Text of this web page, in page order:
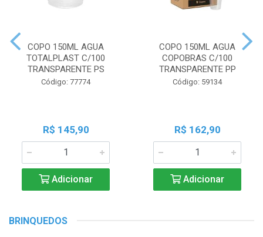
COPO 150ML AGUA
TOTALPLAST C/100
TRANSPARENTE PS
Código: 77774
R$ 145,90
Adicionar
COPO 150ML AGUA
COPOBRAS C/100
TRANSPARENTE PP
Código: 59134
R$ 162,90
Adicionar
BRINQUEDOS